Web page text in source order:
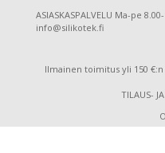
ASIASKASPALVELU Ma-pe
info@silikotek.fi
Ilmainen toimitus yli 150
TILAUS-